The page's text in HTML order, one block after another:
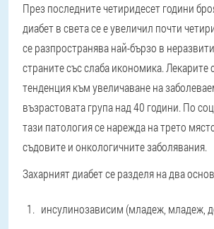
През последните четиридесет години
диабет в света се е увеличил почти
се разпространява най-бързо в
страните със слаба икономика. Лекарите
тенденция към увеличаване на
възрастовата група над 40 години. По
тази патология се нарежда на трето
съдовите и онкологичните заболявания.
Захарният диабет се разделя на два
инсулинозависим (младеж, младеж,